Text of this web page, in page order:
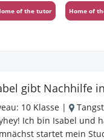
andere Wege
Mathematik geht es
of the tutor Home of
10 Klasse |
Ich bin Isabel und
startet mein Studium in